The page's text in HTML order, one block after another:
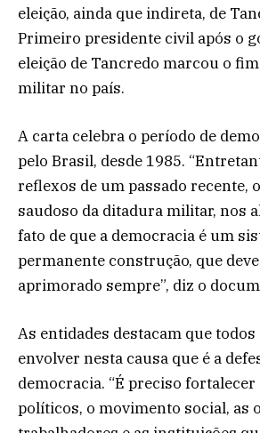
eleição, ainda que indireta, de
Primeiro presidente civil após o
eleição de Tancredo marcou o
militar no país.
A carta celebra o período de
pelo Brasil, desde 1985.
reflexos de um passado recente,
saudoso da ditadura militar, nos
fato de que a democracia é um
permanente construção, que
aprimorado sempre”, diz o
As entidades destacam que todos
envolver nesta causa que é a
democracia. “É preciso
políticos, o movimento social, as